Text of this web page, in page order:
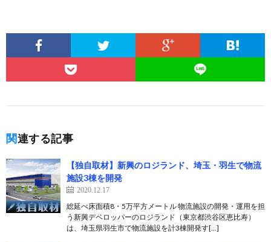
関連する記事
【独自取材】新興のロジランド、埼玉・羽生で物流
施設3棟を開発
2020.12.17
総延べ床面積8・5万平方メートル 物流施設の開発・運用を担
う新興デベロッパーのロジランド（東京都渋谷区恵比寿）
は、埼玉県羽生市で物流施設を計3棟開発す[…]